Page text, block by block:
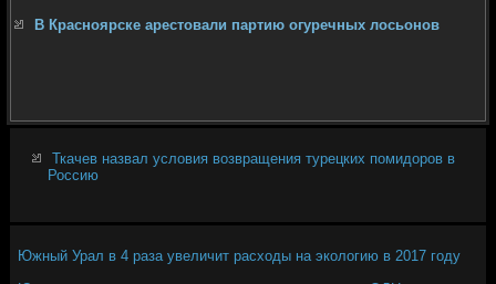
В Красноярске арестовали партию огуречных лосьонов
Ткачев назвал условия возвращения турецких помидоров в
Россию
Южный Урал в 4 раза увеличит расходы на экологию в 2017 году